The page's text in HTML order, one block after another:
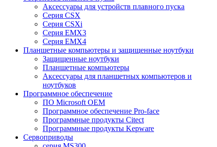
Аксессуары для устройств плавного пуска
Серия CSX
Серия CSXi
Серия EMX3
Серия EMX4
Планшетные компьютеры и защищенные ноутбуки
Защищенные ноутбуки
Планшетные компьютеры
Аксессуары для планшетных компьютеров и
ноутбуков
Программное обеспечение
ПО Microsoft OEM
Программное обеспечение Pro-face
Программные продукты Citect
Программные продукты Kepware
Сервоприводы